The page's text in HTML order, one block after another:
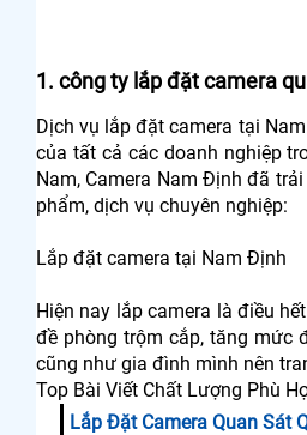
1. công ty lắp đặt camera
Dịch vụ lắp đặt camera tại
của tất cả các doanh nghiệp
Nam, Camera Nam Định đã
phẩm, dịch vụ chuyên nghiệp:
Lắp đặt camera tại Nam Định
Hiện nay lắp camera là điều
đề phòng trộm cắp, tăng mức
cũng như gia đình mình nên
Top Bài Viết Chất Lượng Phù
Lắp Đặt Camera Quan Sát